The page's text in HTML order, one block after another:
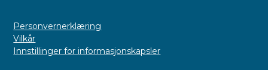
Personvernerklæring
Vilkår
Innstillinger for informasjonskapsler